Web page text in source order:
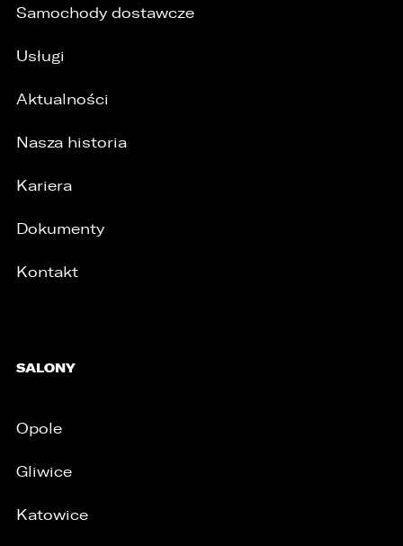
Samochody dostawcze
Usługi
Aktualności
Nasza historia
Kariera
Dokumenty
Kontakt
SALONY
Opole
Gliwice
Katowice